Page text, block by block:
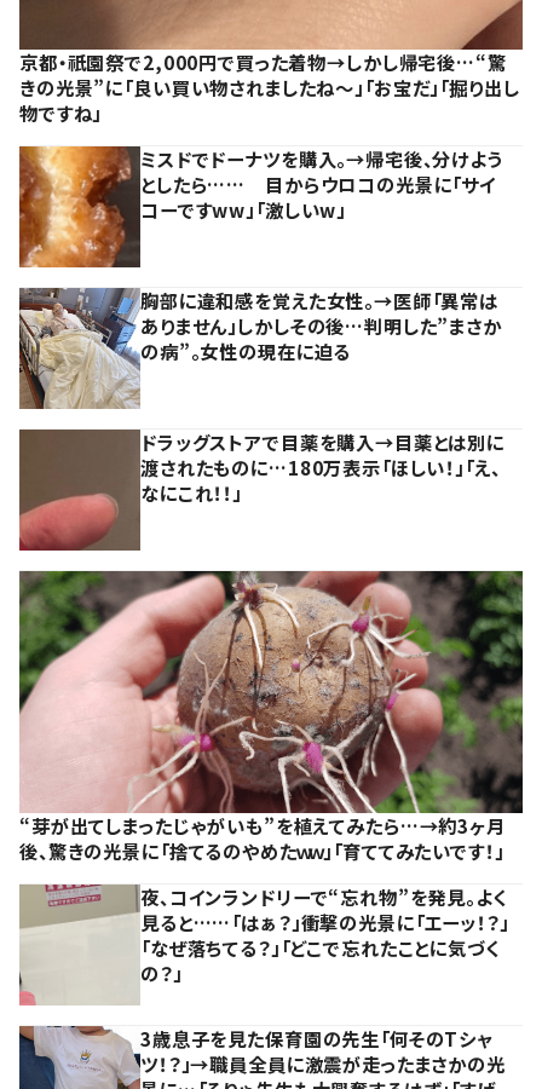
京都・祇園祭で2,000円で買った着物→しかし帰宅後…“驚
きの光景”に「良い買い物されましたね～」「お宝だ」「掘り出し
物ですね」
ミスドでドーナツを購入。→帰宅後、分けよう
としたら…… 目からウロコの光景に「サイ
コーですww」「激しいw」
胸部に違和感を覚えた女性。→医師「異常は
ありません」しかしその後…判明した”まさか
の病”。女性の現在に迫る
ドラッグストアで目薬を購入→目薬とは別に
渡されたものに…180万表示「ほしい！」「え、
なにこれ！！」
“芽が出てしまったじゃがいも”を植えてみたら…→約3ヶ月
後、驚きの光景に「捨てるのやめたｗｗ」「育ててみたいです！」
夜、コインランドリーで“忘れ物”を発見。よく
見ると……「はぁ？」衝撃の光景に「エーッ！？」
「なぜ落ちてる？」「どこで忘れたことに気づく
の？」
3歳息子を見た保育園の先生「何そのTシャ
ツ！？」→職員全員に激震が走ったまさかの光